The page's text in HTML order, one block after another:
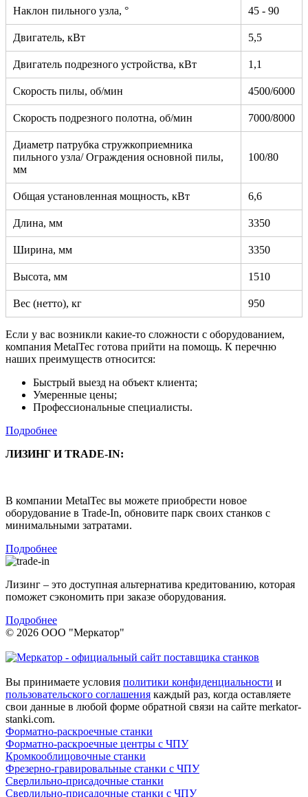
Наклон пильного узла, ° 45 - 90
Двигатель, кВт 5,5
Двигатель подрезного устройства, кВт 1,1
Скорость пилы, об/мин 4500/6000
Скорость подрезного полотна, об/мин 7000/8000
Диаметр патрубка стружкоприемника
пильного узла/ Ограждения основной пилы,
мм
100/80
Общая установленная мощность, кВт 6,6
Длина, мм 3350
Ширина, мм 3350
Высота, мм 1510
Вес (нетто), кг 950
Если у вас возникли какие-то сложности с оборудованием,
компания MetalTec готова прийти на помощь. К перечню
наших преимуществ относится:
Быстрый выезд на объект клиента;
Умеренные цены;
Профессиональные специалисты.
Подробнее
ЛИЗИНГ И TRADE-IN:
В компании MetalTec вы можете приобрести новое
оборудование в Trade-In, обновите парк своих станков с
минимальными затратами.
Подробнее
Лизинг – это доступная альтернатива кредитованию, которая
поможет сэкономить при заказе оборудования.
Подробнее
© 2026 ООО "Меркатор"
Вы принимаете условия политики конфиденциальности и
пользовательского соглашения каждый раз, когда оставляете
свои данные в любой форме обратной связи на сайте merkator-
stanki.com.
Форматно-раскроечные станки
Форматно-раскроечные центры с ЧПУ
Кромкооблицовочные cтанки
Фрезерно-гравировальные станки с ЧПУ
Сверлильно-присадочные станки
Сверлильно-присадочные станки с ЧПУ